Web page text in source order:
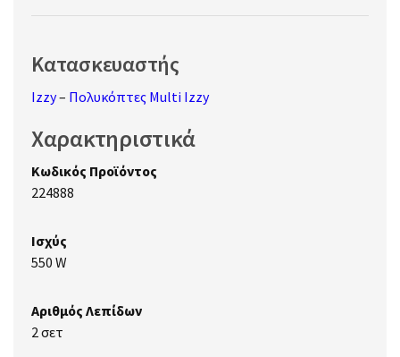
Κατασκευαστής
Izzy– Πολυκόπτες Multi Izzy
Χαρακτηριστικά
Κωδικός Προϊόντος
224888
Ισχύς
550 W
Αριθμός Λεπίδων
2 σετ